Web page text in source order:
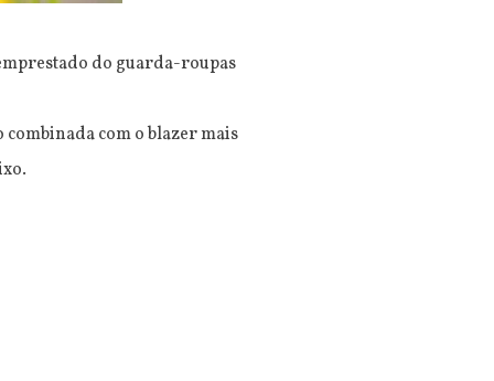
do guarda-roupas
com o blazer mais